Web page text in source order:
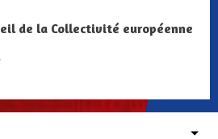
de la Collectivité européenne